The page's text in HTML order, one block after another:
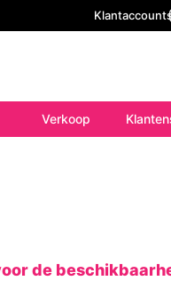
Verkoop
de